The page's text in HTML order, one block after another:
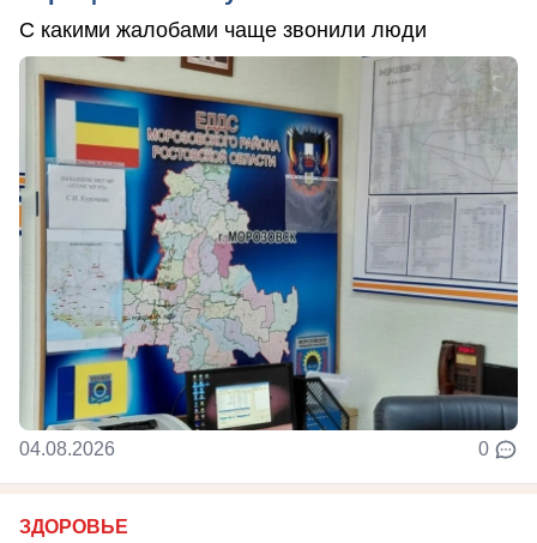
С какими жалобами чаще звонили люди
04.08.2026 0
ЗДОРОВЬЕ